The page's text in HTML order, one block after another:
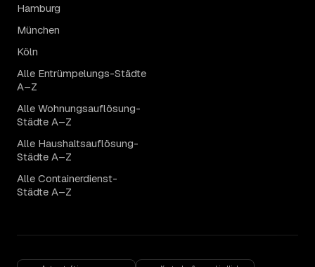
Hamburg
München
Köln
Alle Entrümpelungs-Städte
A–Z
Alle Wohnungsauflösung-
Städte A–Z
Alle Haushaltsauflösung-
Städte A–Z
Alle Containerdienst-
Städte A–Z